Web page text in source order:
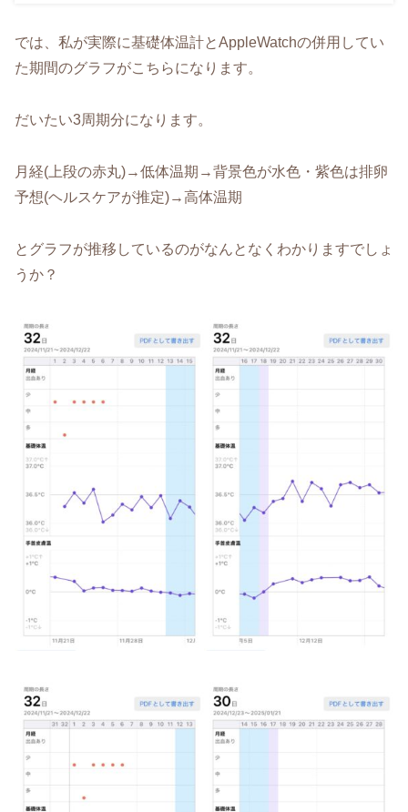
では、私が実際に基礎体温計とAppleWatchの併用してい
た期間のグラフがこちらになります。
だいたい3周期分になります。
月経(上段の赤丸)→低体温期→背景色が水色・紫色は排卵
予想(ヘルスケアが推定)→高体温期
とグラフが推移しているのがなんとなくわかりますでしょ
うか？